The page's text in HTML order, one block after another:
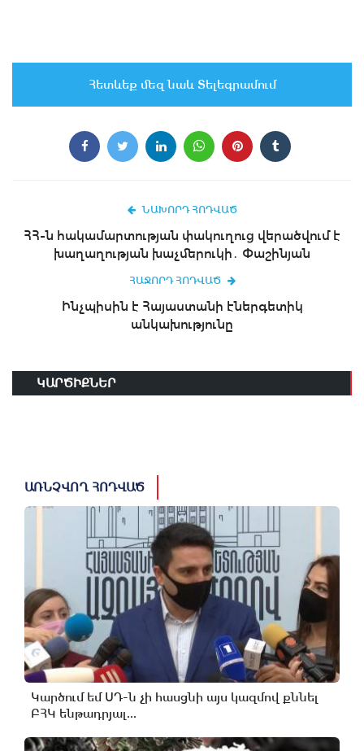
Հետևեք մեզ նաև Տելեգրամում
ՆԱԽՈՐԴ ՀՈԴՎԱԾ
ՀՀ-ն հակամարտության փակուղուց վերածվում է
խաղաղության խաչմերուկի․ Փաշինյան
ՀԱՋՈՐԴ ՀՈԴՎԱԾ
Ինչպիսին է Հայաստանի էներգետիկ
անկախությունը
ԿԱՐԾԻՔՆԵՐ
ԱՌՆՉՎՈՂ ՀՈԴՎԱԾ
Կարծում եմ ՍԴ-ն չի հասցնի այս կազմով քննել
ԲՀԿ ենթադրյալ...